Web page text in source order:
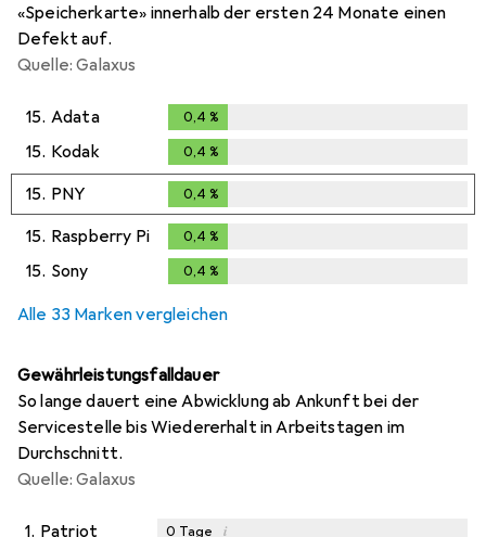
«Speicherkarte» innerhalb der ersten 24 Monate einen
Defekt auf.
Quelle: Galaxus
15. Adata 0,4 %
15. Kodak 0,4 %
15. PNY 0,4 %
15. Raspberry Pi 0,4 %
15. Sony 0,4 %
Alle 33 Marken vergleichen
Gewährleistungsfalldauer
So lange dauert eine Abwicklung ab Ankunft bei der
Servicestelle bis Wiedererhalt in Arbeitstagen im
Durchschnitt.
Quelle: Galaxus
1. Patriot 0 Tage i